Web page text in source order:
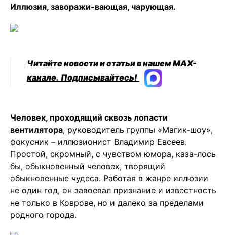
Иллюзия, заворажи-вающая, чарующая.
Читайте новости и статьи в нашем MAX-
канале. Подписывайтесь!
Человек, проходящий сквозь лопасти
вентилятора, руководитель группы «Магик-шоу»,
фокусник – иллюзионист Владимир Евсеев.
Простой, скромный, с чувством юмора, каза-лось
бы, обыкновенный человек, творящий
обыкновенные чудеса. Работая в жанре иллюзии
не один год, он завоевал признание и известность
не только в Коврове, но и далеко за пределами
родного города.